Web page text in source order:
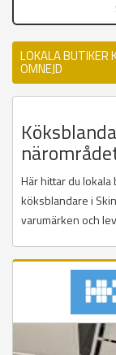
LOKALA BUTIKER
OMNEJD
Här hittar du
köksblandare i
varumärken och